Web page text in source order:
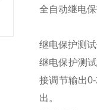
全自动继电
继电保护测
继电保护测
接调节输出
出。